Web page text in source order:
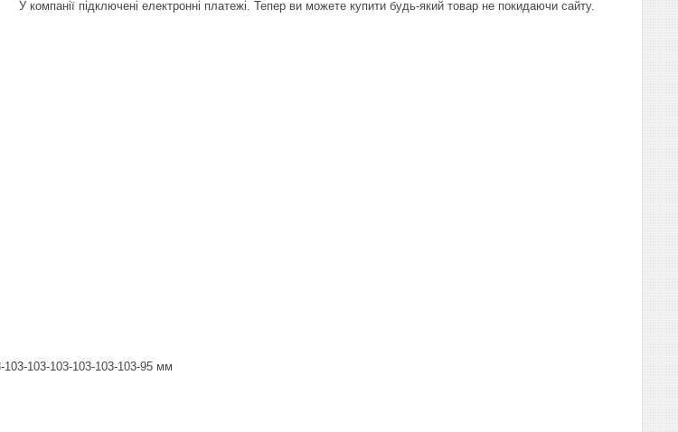
У компанії підключені електронні платежі. Тепер ви можете купити будь-який товар не покидаючи сайту.
103-103-103-103-103-103-95 мм